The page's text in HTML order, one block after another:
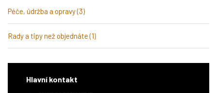
Péče, údržba a opravy (3)
Rady a tipy než objednáte (1)
Hlavní kontakt